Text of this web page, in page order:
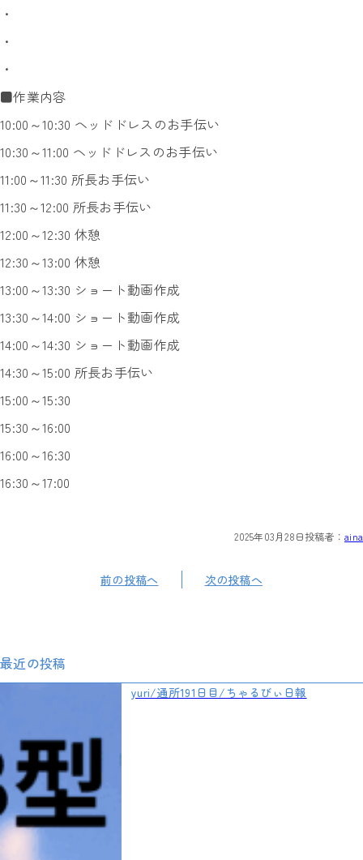
・
・
・
■作業内容
10:00～10:30 ヘッドドレスのお手伝い
10:30～11:00 ヘッドドレスのお手伝い
11:00～11:30 所長お手伝い
11:30～12:00 所長お手伝い
12:00～12:30 休憩
12:30～13:00 休憩
13:00～13:30 ショート動画作成
13:30～14:00 ショート動画作成
14:00～14:30 ショート動画作成
14:30～15:00 所長お手伝い
15:00～15:30
15:30～16:00
16:00～16:30
16:30～17:00
2025年03月28日投稿者：aina
前の投稿へ 次の投稿へ
最近の投稿
yuri/通所191日目/ちゃるびぃ日報